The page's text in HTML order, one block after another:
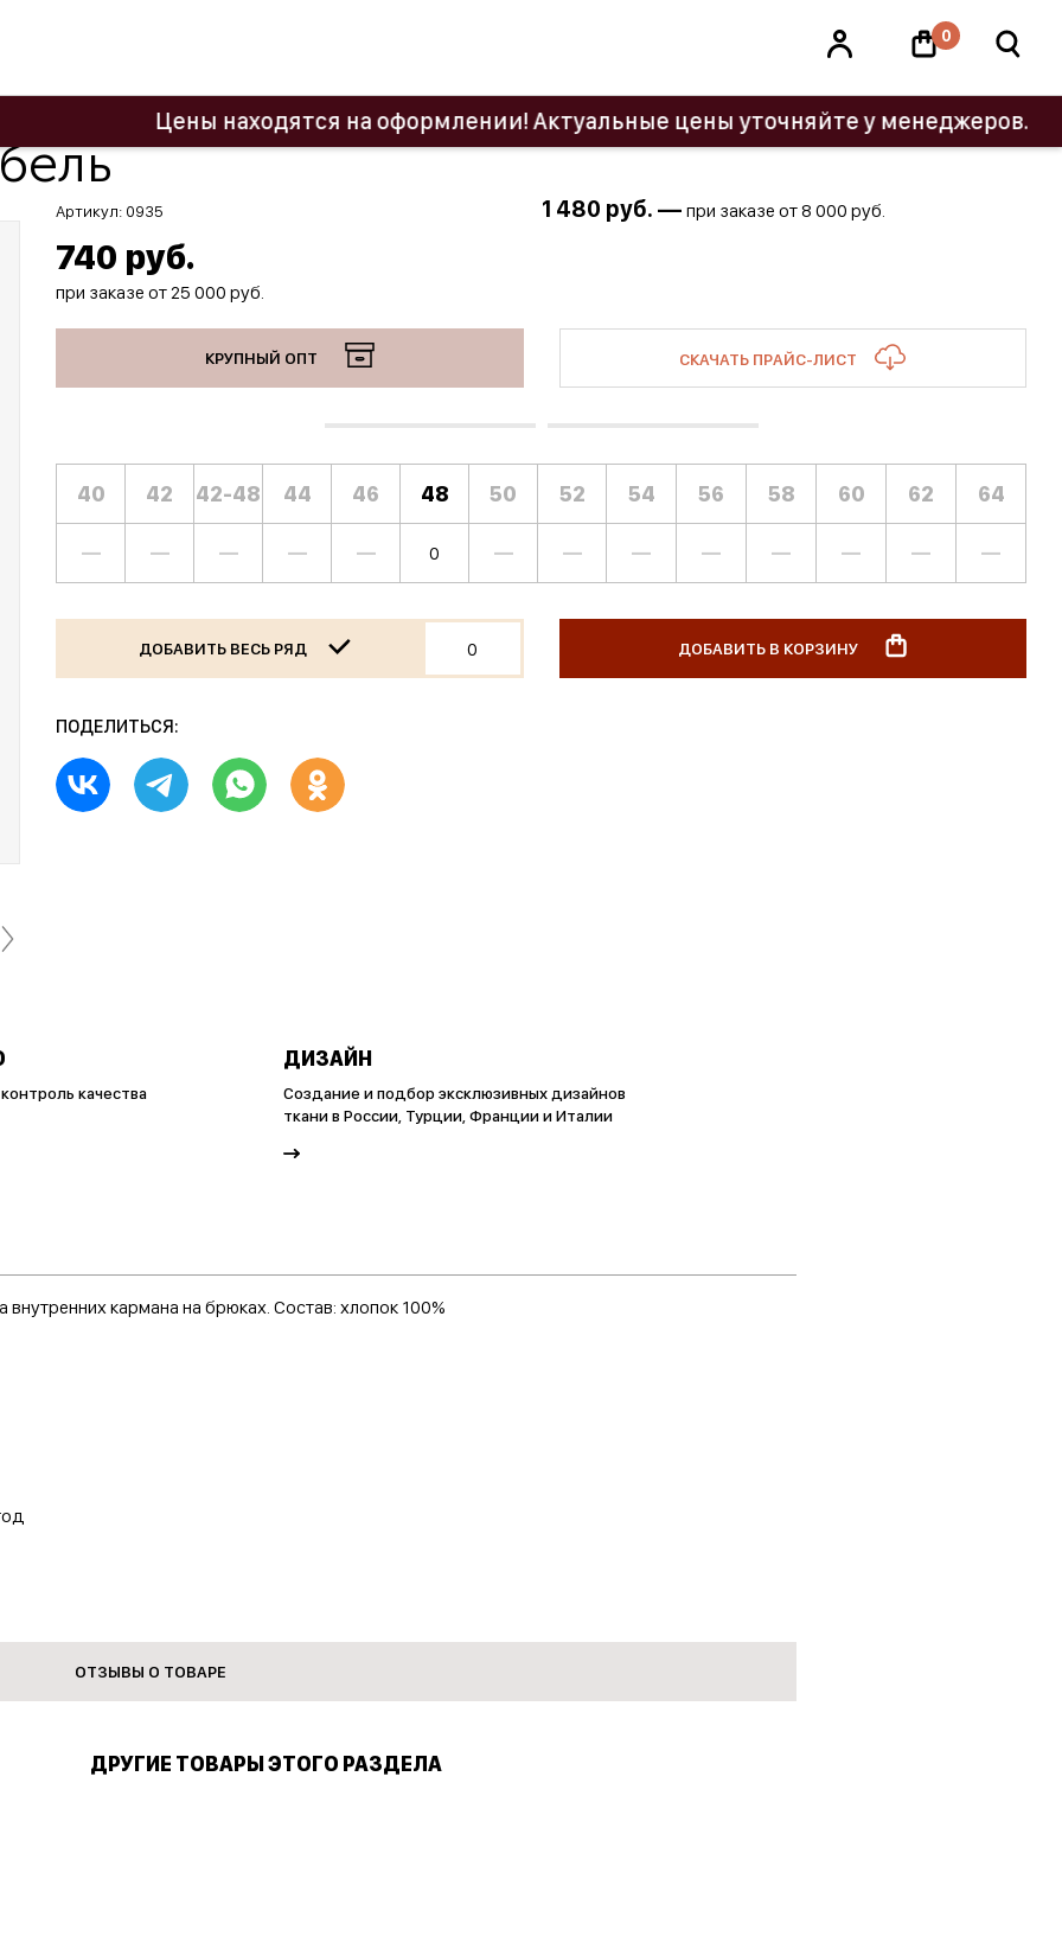
0
Цены находятся на оформлении! Актуальные цены уточняйте у менеджеров.
Артикул: 0935
740 руб.
при заказе от 25 000 руб.
1 480 руб. — при заказе от 8 000 руб.
КРУПНЫЙ ОПТ СКАЧАТЬ ПРАЙС-ЛИСТ
40 42 42-48 44 46 48 50 52 54 56 58 60 62 64
— — — — — — — — — — — — —
ДОБАВИТЬ ВЕСЬ РЯД ДОБАВИТЬ В КОРЗИНУ
ПОДЕЛИТЬСЯ:
качества
ДИЗАЙН
Создание и подбор эксклюзивных дизайнов
ткани в России, Турции, Франции и Италии
кармана на брюках. Состав: хлопок 100%
ОТЗЫВЫ О ТОВАРЕ
ДРУГИЕ ТОВАРЫ ЭТОГО РАЗДЕЛА